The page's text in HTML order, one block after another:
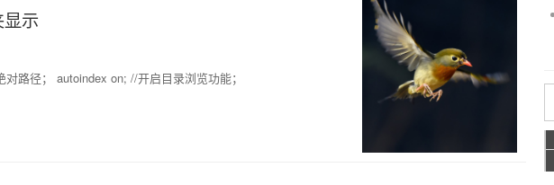
示
路径； autoindex on; //开启目录浏览功能；